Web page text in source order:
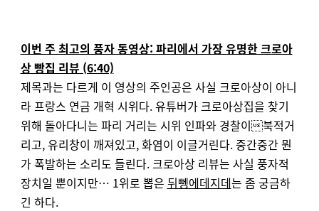
이번 주 최고의 풍자 동영상: 파리에서 가장 유명한 크로아
상 빵집 리뷰 (6:40)
제목과는 다르게 이 영상의 주인공은 사실 크로아상이 아니
라 프랑스 연금 개혁 시위다. 유튜버가 크로아상집을 찾기
위해 돌아다니는 파리 거리는 시위 인파와 경찰이북적거
리고, 유리창이 깨져있고, 화염이 이글거린다. 중간중간 뭔
가 폭발하는 소리도 들린다. 크로아상 리뷰는 사실 풍자적
장치일 뿐이지만… 1위로 뽑은 뒤뼁에데지데는 좀 궁금하
긴 하다.